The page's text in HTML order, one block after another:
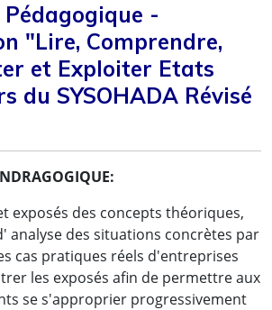
-
"Lire, Comprendre,
et Exploiter Etats
du SYSOHADA Révisé
exposés des concepts théoriques,
analyse des situations concrètes par
cas pratiques réels d'entreprises
les exposés afin de permettre aux
se s'approprier progressivement